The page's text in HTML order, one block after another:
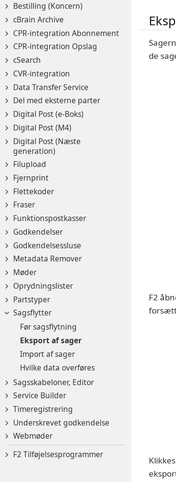
Bestilling (Koncern)
cBrain Archive
CPR-integration Abonnement
CPR-integration Opslag
cSearch
CVR-integration
Data Transfer Service
Del med eksterne parter
Digital Post (e-Boks)
Digital Post (M4)
Digital Post (Næste
generation)
Filupload
Fjernprint
Flettekoder
Fraser
Funktionspostkasser
Godkendelser
Godkendelsessluse
Metadata Remover
Møder
Oprydningslister
Partstyper
Sagsflytter
Før sagsflytning
Eksport af sager
Import af sager
Hvilke data overføres
Sagsskabeloner, Editor
Service Builder
Timeregistrering
Underskrevet godkendelse
Webmøder
F2 Tilføjelsesprogrammer
de
F2